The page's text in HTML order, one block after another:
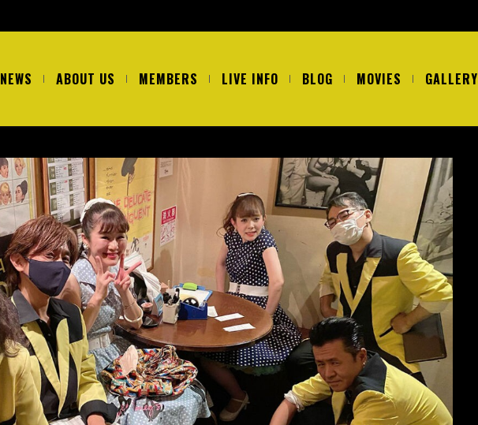
NEWS ABOUT US MEMBERS LIVE INFO BLOG MOVIES GALLERY